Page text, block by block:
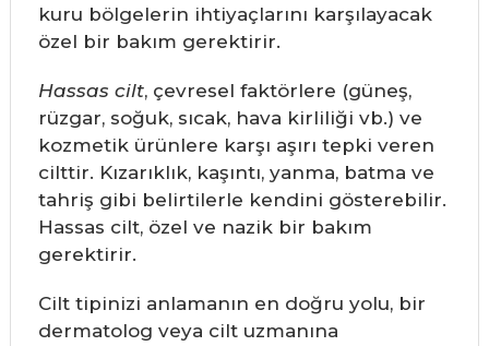
kuru bölgelerin ihtiyaçlarını karşılayacak
özel bir bakım gerektirir.
Hassas cilt, çevresel faktörlere (güneş,
rüzgar, soğuk, sıcak, hava kirliliği vb.) ve
kozmetik ürünlere karşı aşırı tepki veren
cilttir. Kızarıklık, kaşıntı, yanma, batma ve
tahriş gibi belirtilerle kendini gösterebilir.
Hassas cilt, özel ve nazik bir bakım
gerektirir.
Cilt tipinizi anlamanın en doğru yolu, bir
dermatolog veya cilt uzmanına